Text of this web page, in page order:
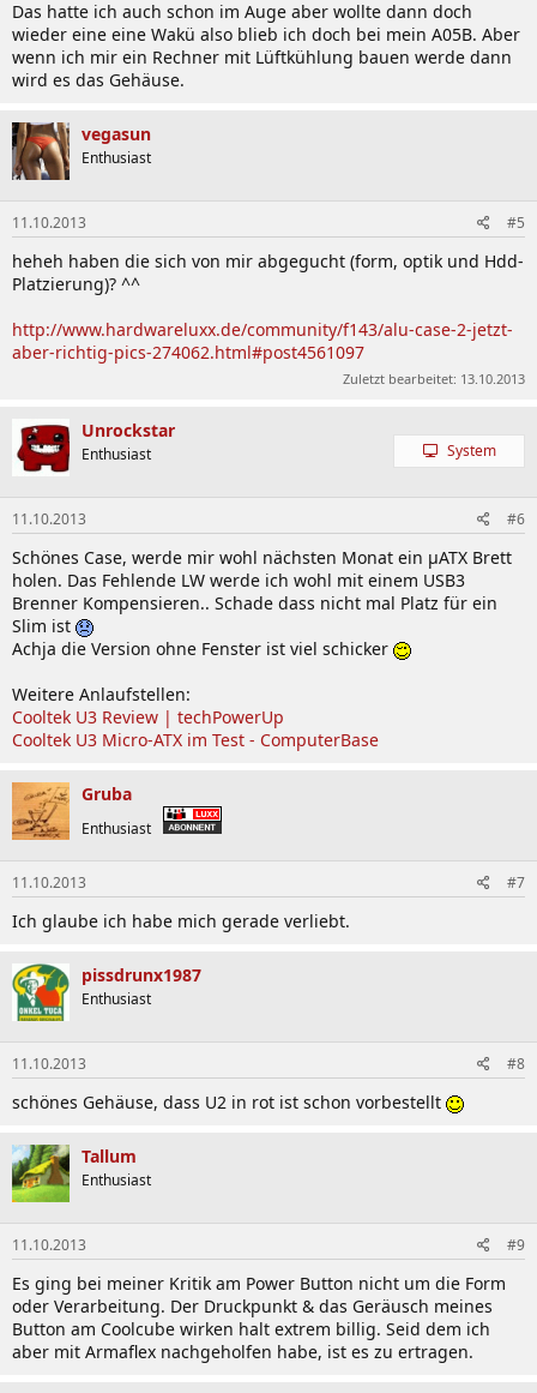
Das hatte ich auch schon im Auge aber wollte dann doch
wieder eine eine Wakü also blieb ich doch bei mein A05B. Aber
wenn ich mir ein Rechner mit Lüftkühlung bauen werde dann
wird es das Gehäuse.
vegasun
Enthusiast
11.10.2013 #5
heheh haben die sich von mir abgegucht (form, optik und Hdd-
Platzierung)? ^^
http://www.hardwareluxx.de/community/f143/alu-case-2-jetzt-
aber-richtig-pics-274062.html#post4561097
Zuletzt bearbeitet: 13.10.2013
Unrockstar
Enthusiast System
11.10.2013 #6
Schönes Case, werde mir wohl nächsten Monat ein µATX Brett
holen. Das Fehlende LW werde ich wohl mit einem USB3
Brenner Kompensieren.. Schade dass nicht mal Platz für ein
Slim ist
Achja die Version ohne Fenster ist viel schicker
Weitere Anlaufstellen:
Cooltek U3 Review | techPowerUp
Cooltek U3 Micro-ATX im Test - ComputerBase
Gruba
Enthusiast
11.10.2013 #7
Ich glaube ich habe mich gerade verliebt.
pissdrunx1987
Enthusiast
11.10.2013 #8
schönes Gehäuse, dass U2 in rot ist schon vorbestellt
Tallum
Enthusiast
11.10.2013 #9
Es ging bei meiner Kritik am Power Button nicht um die Form
oder Verarbeitung. Der Druckpunkt & das Geräusch meines
Button am Coolcube wirken halt extrem billig. Seid dem ich
aber mit Armaflex nachgeholfen habe, ist es zu ertragen.